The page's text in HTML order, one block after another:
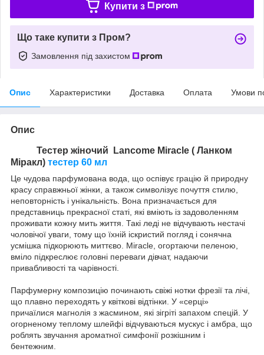
Купити з
Що таке купити з Пром?
Замовлення під захистом
Опис Характеристики Доставка Оплата Умови
Опис
Тестер жіночий Lancome Miracle ( Ланком
Міракл) тестер 60 мл
Це чудова парфумована вода, що оспівує грацію й природну
красу справжньої жінки, а також символізує почуття стилю,
неповторність і унікальність. Вона призначається для
представниць прекрасної статі, які вміють із задоволенням
проживати кожну мить життя. Такі леді не відчувають нестачі
чоловічої уваги, тому що їхній іскристий погляд і сонячна
усмішка підкорюють миттєво. Miracle, огортаючи пеленою,
вміло підкреслює головні переваги дівчат, надаючи
привабливості та чарівності.
Парфумерну композицію починають свіжі нотки фрезії та лічі,
що плавно переходять у квіткові відтінки. У «серці»
причаїлися магнолія з жасмином, які зігріті запахом спецій. У
огорненому теплому шлейфі відчуваються мускус і амбра, що
роблять звучання ароматної симфонії розкішним і
бентежним.